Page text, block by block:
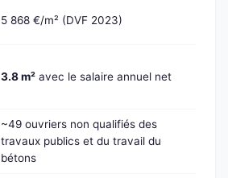
5 868 €/m² (DVF 2023)
3.8 m² avec le salaire annuel net
~49 ouvriers non qualifiés des
travaux publics et du travail du
bétons